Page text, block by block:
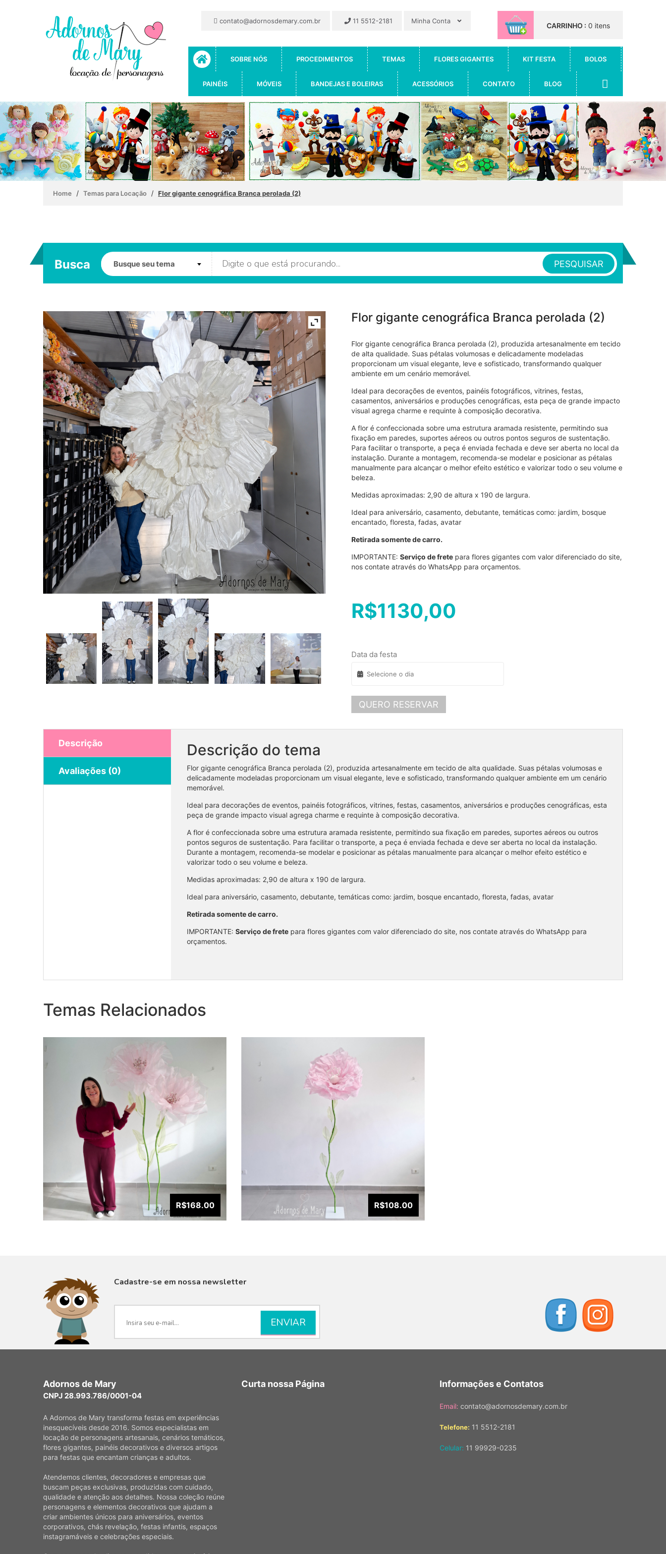
CARRINHO : 0 itens
contato@adornosdemary.com.br 11 5512-2181 Minha Conta
SOBRE NÓS PROCEDIMENTOS TEMAS FLORES GIGANTES KIT FESTA BOLOS
PAINÉIS MÓVEIS BANDEJAS E BOLEIRAS ACESSÓRIOS CONTATO BLOG
Home / Temas para Locação / Flor gigante cenográfica Branca perolada (2)
Busca PESQUISAR
Flor gigante cenográfica Branca perolada (2)
Flor gigante cenográfica Branca perolada (2), produzida artesanalmente em tecido
de alta qualidade. Suas pétalas volumosas e delicadamente modeladas
proporcionam um visual elegante, leve e sofisticado, transformando qualquer
ambiente em um cenário memorável.
Ideal para decorações de eventos, painéis fotográficos, vitrines, festas,
casamentos, aniversários e produções cenográficas, esta peça de grande impacto
visual agrega charme e requinte à composição decorativa.
A flor é confeccionada sobre uma estrutura aramada resistente, permitindo sua
fixação em paredes, suportes aéreos ou outros pontos seguros de sustentação.
Para facilitar o transporte, a peça é enviada fechada e deve ser aberta no local da
instalação. Durante a montagem, recomenda-se modelar e posicionar as pétalas
manualmente para alcançar o melhor efeito estético e valorizar todo o seu volume e
beleza.
Medidas aproximadas: 2,90 de altura x 190 de largura.
Ideal para aniversário, casamento, debutante, temáticas como: jardim, bosque
encantado, floresta, fadas, avatar
Retirada somente de carro.
IMPORTANTE: Serviço de frete para flores gigantes com valor diferenciado do site,
nos contate através do WhatsApp para orçamentos.
R$1130,00
Data da festa
QUERO RESERVAR
Descrição
Avaliações (0)
Descrição do tema
Flor gigante cenográfica Branca perolada (2), produzida artesanalmente em tecido de alta qualidade. Suas pétalas volumosas e
delicadamente modeladas proporcionam um visual elegante, leve e sofisticado, transformando qualquer ambiente em um cenário
memorável.
Ideal para decorações de eventos, painéis fotográficos, vitrines, festas, casamentos, aniversários e produções cenográficas, esta
peça de grande impacto visual agrega charme e requinte à composição decorativa.
A flor é confeccionada sobre uma estrutura aramada resistente, permitindo sua fixação em paredes, suportes aéreos ou outros
pontos seguros de sustentação. Para facilitar o transporte, a peça é enviada fechada e deve ser aberta no local da instalação.
Durante a montagem, recomenda-se modelar e posicionar as pétalas manualmente para alcançar o melhor efeito estético e
valorizar todo o seu volume e beleza.
Medidas aproximadas: 2,90 de altura x 190 de largura.
Ideal para aniversário, casamento, debutante, temáticas como: jardim, bosque encantado, floresta, fadas, avatar
Retirada somente de carro.
IMPORTANTE: Serviço de fretepara flores gigantes com valor diferenciado do site, nos contate através do WhatsApp para
orçamentos.
Temas Relacionados
R$168.00
VISUALIZAR
R$108.00
VISUALIZAR
Cadastre-se em nossa newsletter
Adornos de Mary
CNPJ 28.993.786/0001-04
A Adornos de Mary transforma festas em experiências
inesquecíveis desde 2016. Somos especialistas em
locação de personagens artesanais, cenários temáticos,
flores gigantes, painéis decorativos e diversos artigos
para festas que encantam crianças e adultos.
Atendemos clientes, decoradores e empresas que
buscam peças exclusivas, produzidas com cuidado,
qualidade e atenção aos detalhes. Nossa coleção reúne
personagens e elementos decorativos que ajudam a
criar ambientes únicos para aniversários, eventos
corporativos, chás revelação, festas infantis, espaços
instagramáveis e celebrações especiais.
Curta nossa Página Informações e Contatos
Email: contato@adornosdemary.com.br
Telefone: 11 5512-2181
Celular: 11 99929-0235